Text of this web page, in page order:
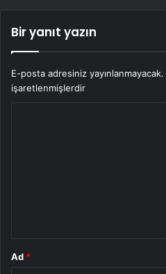
Bir yanıt yazın
E-posta adresiniz yayınlanmayacak.
işaretlenmişlerdir
Ad *